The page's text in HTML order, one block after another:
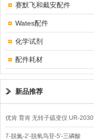
赛默飞和戴安配件
Wates配件
化学试剂
配件耗材
新品推荐
优肯 育肯 无转子硫变仪 UR-2030
7-脱氮-2′-脱氧鸟苷-5′-三磷酸